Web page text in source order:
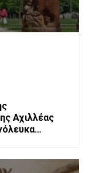
Αχιλλέας